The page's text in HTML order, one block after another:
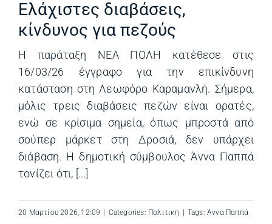
Ελάχιστες διαβάσεις,
κίνδυνος για πεζούς
Η παράταξη ΝΕΑ ΠΟΛΗ κατέθεσε στις
16/03/26 έγγραφο για την επικίνδυνη
κατάσταση στη Λεωφόρο Καραμανλή. Σήμερα,
μόλις τρεις διαβάσεις πεζών είναι ορατές,
ενώ σε κρίσιμα σημεία, όπως μπροστά από
σούπερ μάρκετ στη Δροσιά, δεν υπάρχει
διάβαση. Η δημοτική σύμβουλος Άννα Παππά
τονίζει ότι, [...]
20 Μαρτίου 2026, 12:09 | Categories: Πολιτική | Tags:Άννα Παππά